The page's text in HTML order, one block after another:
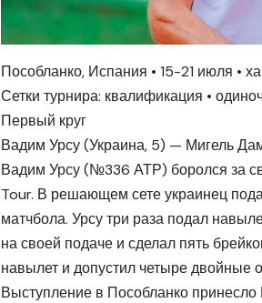
Пособланко, Испания • 15-21 июля •
Сетки турнира: квалификация •
Первый круг
Вадим Урсу (Украина, 5) — Мигель
Вадим Урсу (№336 АТР) боролся за
Tour. В решающем сете украинец
матчбола. Урсу три раза подал
на своей подаче и сделал пять
навылет и допустил четыре
Выступление в Пособланко